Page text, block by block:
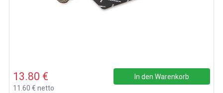
13.80 €
11.60 € netto
In den Warenkorb